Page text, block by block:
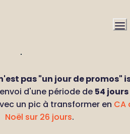
pas "un jour de promos"
d'une période de 54
un pic à transformer en CA
Noël sur 26 jours.